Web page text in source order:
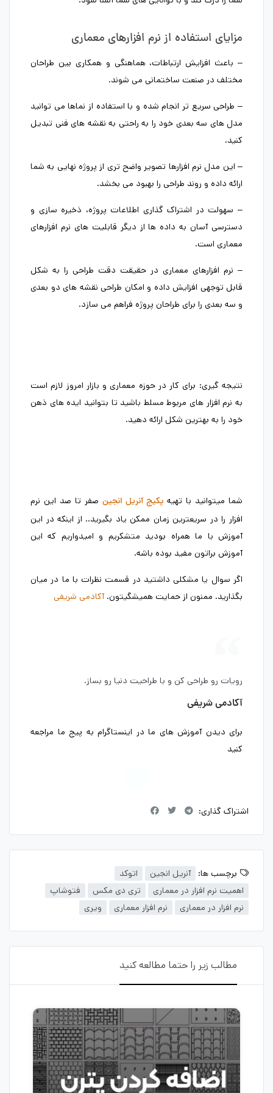
مزایای استفاده از نرم افزارهای معماری
– باعث افزایش ارتباطات، هماهنگی و همکاری بین طراحان
مختلف در صنعت ساختمانی می شوند.
– طراحی سریع تر انجام شده و با استفاده از نماها می توانید
مدل های سه بعدی خود را به راحتی به نقشه های فنی تبدیل
کنید.
– این مدل نرم افزارها تصویر واضح تری از پروژه نهایی به شما
ارائه داده و روند طراحی را بهبود می بخشد.
– سهولت در اشتراک گذاری اطلاعات پروژه، ذخیره سازی و
دسترسی آسان به داده ها از دیگر قابلیت های نرم افزارهای
معماری است.
– نرم افزارهای معماری در حقیقت دقت طراحی را به شکل
قابل توجهی افزایش داده و امکان طراحی نقشه های دو بعدی
و سه بعدی را برای طراحان پروژه فراهم می سازد.
نتیجه گیری: برای کار در حوزه معماری و بازار امروز لازم است
به نرم افزار های مربوط مسلط باشید تا بتوانید ایده های ذهن
خود را به بهترین شکل ارائه دهید.
شما میتوانید با تهیه پکیج آنریل انجین صفر تا صد این نرم
افزار را در سریعترین زمان ممکن یاد بگیرید.. از اینکه در این
آموزش با ما همراه بودید متشکریم و امیدواریم که این
آموزش براتون مفید بوده باشه.
اگر سوال یا مشکلی داشتید در قسمت نظرات با ما در میان
بگذارید. ممنون از حمایت همیشگیتون.آکادمی شریفی
رویات رو طراحی کن و با طراحیت دنیا رو بساز.
آکادمی شریفی
برای دیدن آموزش های ما در اینستاگرام به پیج ما مراجعه
کنید
اشتراک گذاری:
برچسب ها: آنریل انجین
اتوکد
اهمیت نرم افزار در معماری
تری دی مکس
فتوشاپ
نرم افزار در معماری
نرم افزار معماری ویری
مطالب زیر را حتما مطالعه کنید